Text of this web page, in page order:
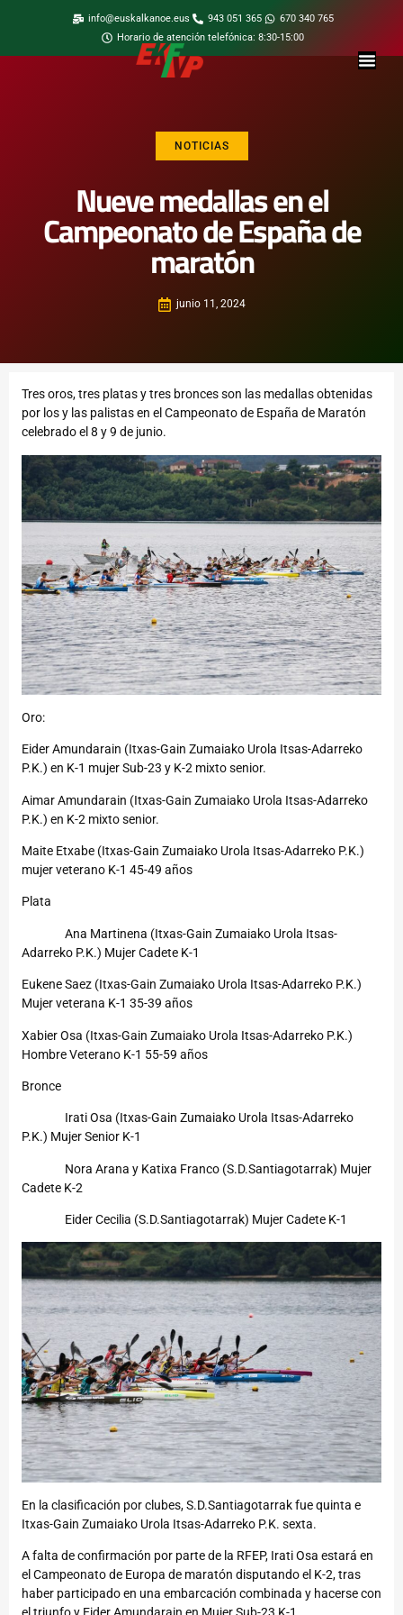
info@euskalkanoe.eus 943 051 365
670 340 765
Horario de atención telefónica: 8:30-15:00
NOTICIAS
Nueve medallas en el
Campeonato de España de
maratón
junio 11, 2024
Tres oros, tres platas y tres bronces son las medallas obtenidas
por los y las palistas en el Campeonato de España de Maratón
celebrado el 8 y 9 de junio.
Oro:
Eider Amundarain (Itxas-Gain Zumaiako Urola Itsas-Adarreko
P.K.) en K-1 mujer Sub-23 y K-2 mixto senior.
Aimar Amundarain (Itxas-Gain Zumaiako Urola Itsas-Adarreko
P.K.) en K-2 mixto senior.
Maite Etxabe (Itxas-Gain Zumaiako Urola Itsas-Adarreko P.K.)
mujer veterano K-1 45-49 años
Plata
Ana Martinena (Itxas-Gain Zumaiako Urola Itsas-
Adarreko P.K.) Mujer Cadete K-1
Eukene Saez (Itxas-Gain Zumaiako Urola Itsas-Adarreko P.K.)
Mujer veterana K-1 35-39 años
Xabier Osa (Itxas-Gain Zumaiako Urola Itsas-Adarreko P.K.)
Hombre Veterano K-1 55-59 años
Bronce
Irati Osa (Itxas-Gain Zumaiako Urola Itsas-Adarreko
P.K.) Mujer Senior K-1
Nora Arana y Katixa Franco (S.D.Santiagotarrak) Mujer
Cadete K-2
Eider Cecilia (S.D.Santiagotarrak) Mujer Cadete K-1
En la clasificación por clubes, S.D.Santiagotarrak fue quinta e
Itxas-Gain Zumaiako Urola Itsas-Adarreko P.K. sexta.
A falta de confirmación por parte de la RFEP, Irati Osa estará en
el Campeonato de Europa de maratón disputando el K-2, tras
haber participado en una embarcación combinada y hacerse con